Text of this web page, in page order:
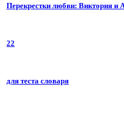
Перекрестки любви: Виктория и
22
для теста словаря